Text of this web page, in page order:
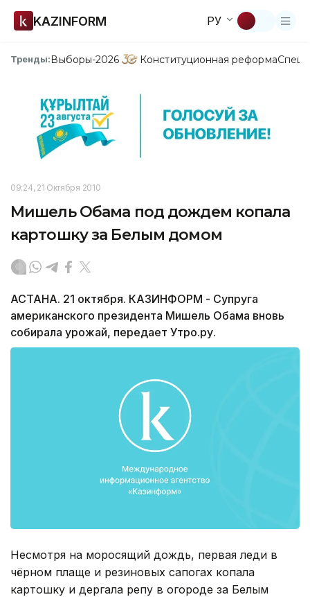
KAZINFORM РУ
Тренды:Выборы-2026 Конституционная реформа
09:24, 21 Октября 2010
Мишель Обама под дождем копала
картошку за Белым домом
АСТАНА. 21 октября. КАЗИНФОРМ - Супруга
американского президента Мишель Обама вновь
собирала урожай, передает Утро.ру.
Несмотря на моросящий дождь, первая леди в
чёрном плаще и резиновых сапогах копала
картошку и дергала репу в огороде за Белым